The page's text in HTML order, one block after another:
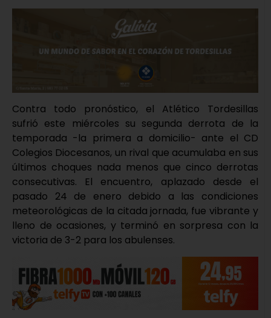
Contra todo pronóstico, el Atlético Tordesillas
sufrió este miércoles su segunda derrota de la
temporada -la primera a domicilio- ante el CD
Colegios Diocesanos, un rival que acumulaba en sus
últimos choques nada menos que cinco derrotas
consecutivas. El encuentro, aplazado desde el
pasado 24 de enero debido a las condiciones
meteorológicas de la citada jornada, fue vibrante y
lleno de ocasiones, y terminó en sorpresa con la
victoria de 3-2 para los abulenses.